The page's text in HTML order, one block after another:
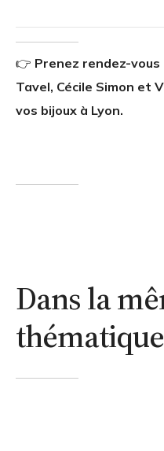
👉 Prenez rendez-vous
Tavel, Cécile Simon et
vos bijoux à Lyon.
Dans la
thématique